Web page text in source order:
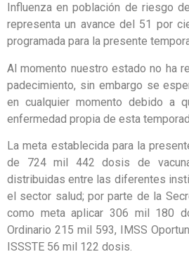
Influenza en población de riesgo
representa un avance del 51 por
programada para la presente
Al momento nuestro estado no ha
padecimiento, sin embargo se
en cualquier momento debido a
enfermedad propia de esta
La meta establecida para la
de 724 mil 442 dosis de
distribuidas entre las diferentes
el sector salud; por parte de la
como meta aplicar 306 mil 180
Ordinario 215 mil 593, IMSS
ISSSTE 56 mil 122 dosis.